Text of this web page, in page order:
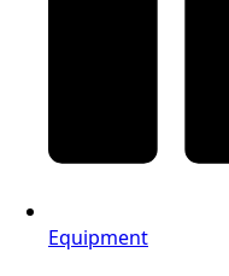
Equipment